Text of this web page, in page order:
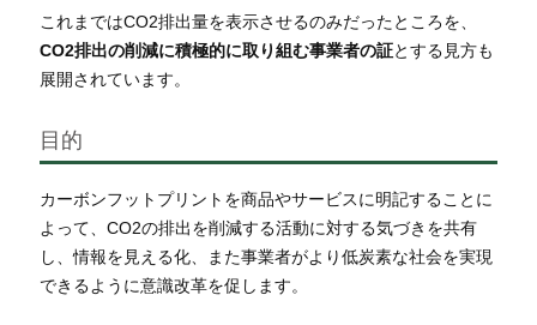
これまではCO2排出量を表示させるのみだったところを、
CO2排出の削減に積極的に取り組む事業者の証とする見方も
展開されています。
目的
カーボンフットプリントを商品やサービスに明記することに
よって、CO2の排出を削減する活動に対する気づきを共有
し、情報を見える化、また事業者がより低炭素な社会を実現
できるように意識改革を促します。